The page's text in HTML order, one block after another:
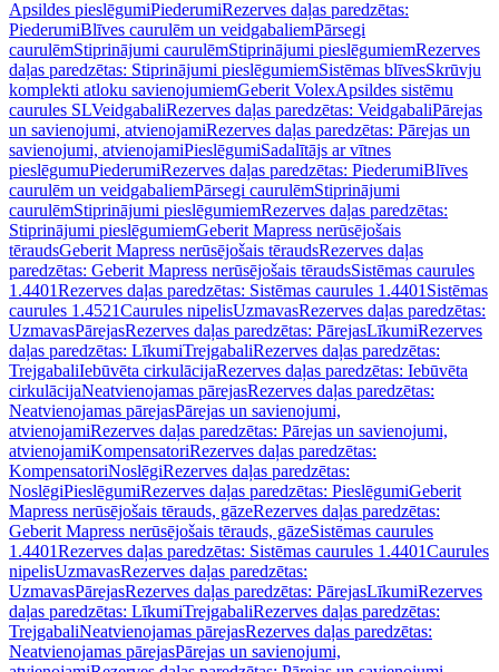
Apsildes pieslēgumiPiederumiRezerves daļas paredzētas:
PiederumiBlīves caurulēm un veidgabaliemPārsegi
caurulēmStiprinājumi caurulēmStiprinājumi pieslēgumiemRezerves
daļas paredzētas: Stiprinājumi pieslēgumiemSistēmas blīvesSkrūvju
komplekti atloku savienojumiemGeberit VolexApsildes sistēmu
caurules SLVeidgabaliRezerves daļas paredzētas: VeidgabaliPārejas
un savienojumi, atvienojamiRezerves daļas paredzētas: Pārejas un
savienojumi, atvienojamiPieslēgumiSadalītājs ar vītnes
pieslēgumuPiederumiRezerves daļas paredzētas: PiederumiBlīves
caurulēm un veidgabaliemPārsegi caurulēmStiprinājumi
caurulēmStiprinājumi pieslēgumiemRezerves daļas paredzētas:
Stiprinājumi pieslēgumiemGeberit Mapress nerūsējošais
tēraudsGeberit Mapress nerūsējošais tēraudsRezerves daļas
paredzētas: Geberit Mapress nerūsējošais tēraudsSistēmas caurules
1.4401Rezerves daļas paredzētas: Sistēmas caurules 1.4401 Sistēmas
caurules 1.4521Caurules nipelisUzmavasRezerves daļas paredzētas:
UzmavasPārejasRezerves daļas paredzētas: PārejasLīkumiRezerves
daļas paredzētas: LīkumiTrejgabaliRezerves daļas paredzētas:
TrejgabaliIebūvēta cirkulācijaRezerves daļas paredzētas: Iebūvēta
cirkulācijaNeatvienojamas pārejasRezerves daļas paredzētas:
Neatvienojamas pārejasPārejas un savienojumi,
atvienojamiRezerves daļas paredzētas: Pārejas un savienojumi,
atvienojamiKompensatoriRezerves daļas paredzētas:
KompensatoriNoslēgiRezerves daļas paredzētas:
NoslēgiPieslēgumiRezerves daļas paredzētas: PieslēgumiGeberit
Mapress nerūsējošais tērauds, gāzeRezerves daļas paredzētas:
Geberit Mapress nerūsējošais tērauds, gāzeSistēmas caurules
1.4401Rezerves daļas paredzētas: Sistēmas caurules 1.4401Caurules
nipelisUzmavasRezerves daļas paredzētas:
UzmavasPārejasRezerves daļas paredzētas: PārejasLīkumiRezerves
daļas paredzētas: LīkumiTrejgabaliRezerves daļas paredzētas:
TrejgabaliNeatvienojamas pārejasRezerves daļas paredzētas:
Neatvienojamas pārejasPārejas un savienojumi,